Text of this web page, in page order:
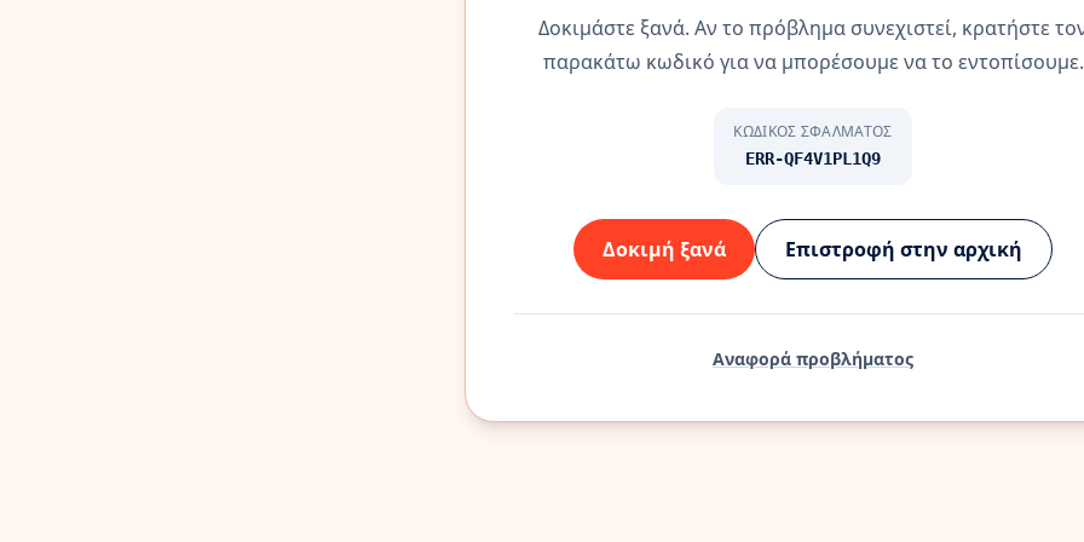
Δοκιμάστε ξανά. Αν το πρόβλημα συνεχιστεί, κρατήστε
παρακάτω κωδικό για να μπορέσουμε να το εντοπίσουμε.
ΚΩΔΙΚΌΣ ΣΦΆΛΜΑΤΟΣ
ERR-QF4V1PL1Q9
Δοκιμή ξανά Επιστροφή στην αρχική
Αναφορά προβλήματος